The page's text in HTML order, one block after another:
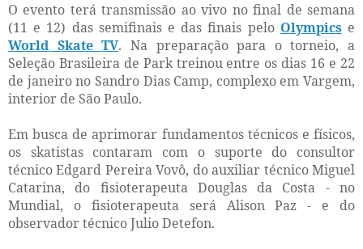
O evento terá transmissão ao vivo no final de semana
(11 e 12) das semifinais e das finais pelo Olympics e
World Skate TV. Na preparação para o torneio, a
Seleção Brasileira de Park treinou entre os dias 16 e 22
de janeiro no Sandro Dias Camp, complexo em Vargem,
interior de São Paulo.
Em busca de aprimorar fundamentos técnicos e físicos,
os skatistas contaram com o suporte do consultor
técnico Edgard Pereira Vovô, do auxiliar técnico Miguel
Catarina, do fisioterapeuta Douglas da Costa - no
Mundial, o fisioterapeuta será Alison Paz - e do
observador técnico Julio Detefon.